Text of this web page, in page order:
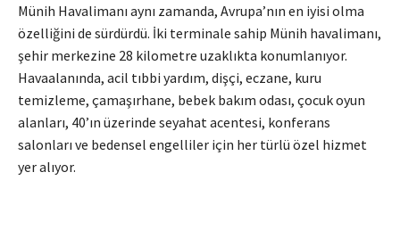
Münih Havalimanı aynı zamanda, Avrupa’nın en iyisi olma
özelliğini de sürdürdü. İki terminale sahip Münih havalimanı,
şehir merkezine 28 kilometre uzaklıkta konumlanıyor.
Havaalanında, acil tıbbi yardım, dişçi, eczane, kuru
temizleme, çamaşırhane, bebek bakım odası, çocuk oyun
alanları, 40’ın üzerinde seyahat acentesi, konferans
salonları ve bedensel engelliler için her türlü özel hizmet
yer alıyor.